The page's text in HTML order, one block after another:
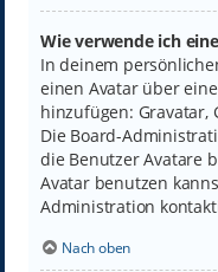
Wie verwende ich
In deinem
einen Avatar über
hinzufügen: Gravatar,
Die Board-
die Benutzer Avatare
Avatar benutzen
Administration
Nach oben